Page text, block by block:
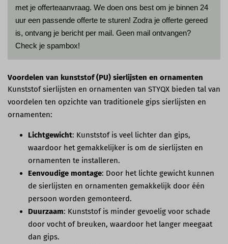
met je offerteaanvraag. We doen ons best om je binnen 24
uur een passende offerte te sturen! Zodra je offerte gereed
is, ontvang je bericht per mail. Geen mail ontvangen?
Check je spambox!
Voordelen van kunststof (PU) sierlijsten en ornamenten
Kunststof sierlijsten en ornamenten van STYQX bieden tal van
voordelen ten opzichte van traditionele gips sierlijsten en
ornamenten:
Lichtgewicht: Kunststof is veel lichter dan gips,
waardoor het gemakkelijker is om de sierlijsten en
ornamenten te installeren.
Eenvoudige montage: Door het lichte gewicht kunnen
de sierlijsten en ornamenten gemakkelijk door één
persoon worden gemonteerd.
Duurzaam: Kunststof is minder gevoelig voor schade
door vocht of breuken, waardoor het langer meegaat
dan gips.